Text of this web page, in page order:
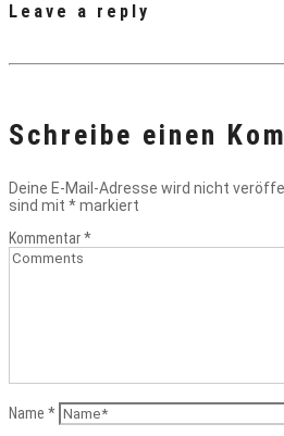
Leave a reply
Schreibe einen
Deine E-Mail-Adresse wird nicht
sind mit *markiert
Kommentar*
Name *